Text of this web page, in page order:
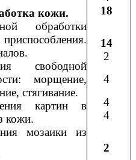
кожи.
обработки
свободной
морщение,
стягивание.
картин в
кожи.
мозаики из
18
14
2
4
4
4
2